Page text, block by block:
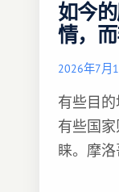
如今
情，
2026年7月
有些目
有些国
睐。摩洛